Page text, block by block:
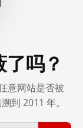
吗？
意网站是否被
到 2011 年。